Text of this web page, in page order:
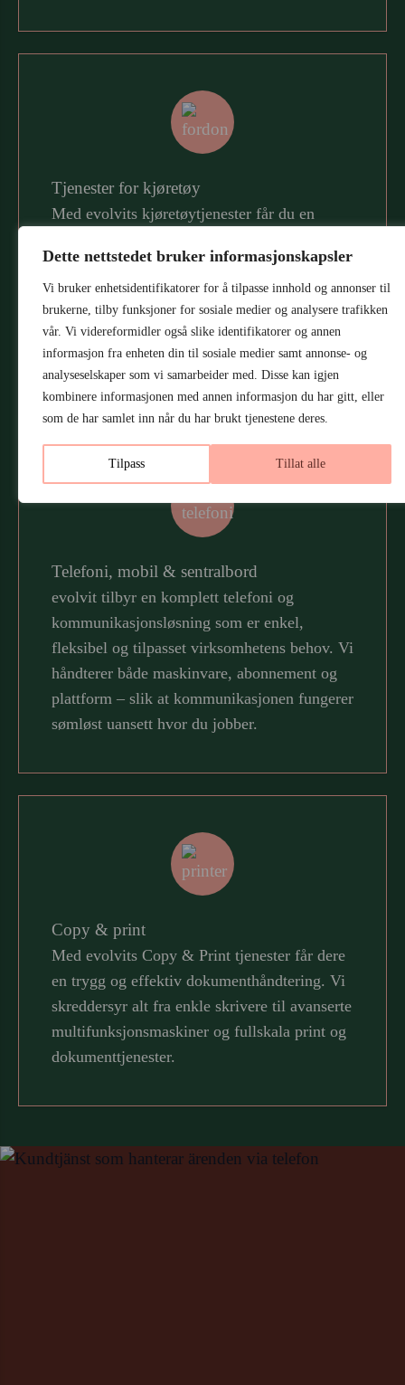
Dette nettstedet bruker informasjonskapsler
Vi bruker enhetsidentifikatorer for å tilpasse innhold og annonser til
brukerne, tilby funksjoner for sosiale medier og analysere trafikken
vår. Vi videreformidler også slike identifikatorer og annen
informasjon fra enheten din til sosiale medier samt annonse- og
analyseselskaper som vi samarbeider med. Disse kan igjen
kombinere informasjonen med annen informasjon du har gitt, eller
som de har samlet inn når du har brukt tjenestene deres.
Tilpass Tillat alle
Microsoft Solutions Partner
IT
Kjøretøytjenester
Telefoni, sentralbord & mobil
Copy & Print
Jobb hos oss
Tjenester for kjøretøy
Med evolvits kjøretøytjenester får du en
utstyr og support for hele kjøretøyflåten. Vi
monterer ferdigkonfigurerte nettbrett og GPS
enheter, tilbyr mobildata, tilkobling og IoT
løsninger – for trygg, effektiv og driftssikker
transport.
Telefoni, mobil & sentralbord
evolvit tilbyr en komplett telefoni og
kommunikasjonsløsning som er enkel,
fleksibel og tilpasset virksomhetens behov. Vi
håndterer både maskinvare, abonnement og
plattform – slik at kommunikasjonen fungerer
sømløst uansett hvor du jobber.
Copy & print
Med evolvits Copy & Print tjenester får dere
en trygg og effektiv dokumenthåndtering. Vi
skreddersyr alt fra enkle skrivere til avanserte
multifunksjonsmaskiner og fullskala print og
dokumenttjenester.